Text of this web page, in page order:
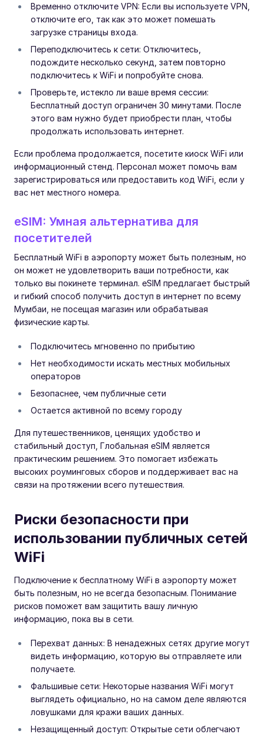
Временно отключите VPN: Если вы используете VPN,
отключите его, так как это может помешать
загрузке страницы входа.
Переподключитесь к сети: Отключитесь,
подождите несколько секунд, затем повторно
подключитесь к WiFi и попробуйте снова.
Проверьте, истекло ли ваше время сессии:
Бесплатный доступ ограничен 30 минутами. После
этого вам нужно будет приобрести план, чтобы
продолжать использовать интернет.
Если проблема продолжается, посетите киоск WiFi или
информационный стенд. Персонал может помочь вам
зарегистрироваться или предоставить код WiFi, если у
вас нет местного номера.
eSIM: Умная альтернатива для
посетителей
Бесплатный WiFi в аэропорту может быть полезным, но
он может не удовлетворить ваши потребности, как
только вы покинете терминал. eSIM предлагает быстрый
и гибкий способ получить доступ в интернет по всему
Мумбаи, не посещая магазин или обрабатывая
физические карты.
Подключитесь мгновенно по прибытию
Нет необходимости искать местных мобильных
операторов
Безопаснее, чем публичные сети
Остается активной по всему городу
Для путешественников, ценящих удобство и
стабильный доступ, Глобальная eSIM является
практическим решением. Это помогает избежать
высоких роуминговых сборов и поддерживает вас на
связи на протяжении всего путешествия.
Риски безопасности при
использовании публичных сетей
WiFi
Подключение к бесплатному WiFi в аэропорту может
быть полезным, но не всегда безопасным. Понимание
рисков поможет вам защитить вашу личную
информацию, пока вы в сети.
Перехват данных: В ненадежных сетях другие могут
видеть информацию, которую вы отправляете или
получаете.
Фальшивые сети: Некоторые названия WiFi могут
выглядеть официально, но на самом деле являются
ловушками для кражи ваших данных.
Незащищенный доступ: Открытые сети облегчают